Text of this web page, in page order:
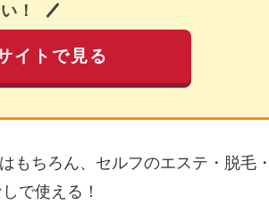
！
イトで見る
もちろん、セルフのエステ・脱毛
で使える！